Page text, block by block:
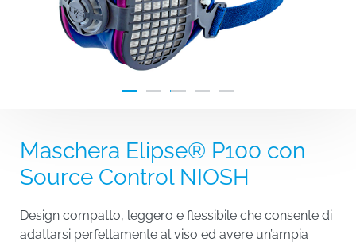
Maschera Elipse® P100 con
Source Control NIOSH
Design compatto, leggero e flessibile che consente di
adattarsi perfettamente al viso ed avere un’ampia